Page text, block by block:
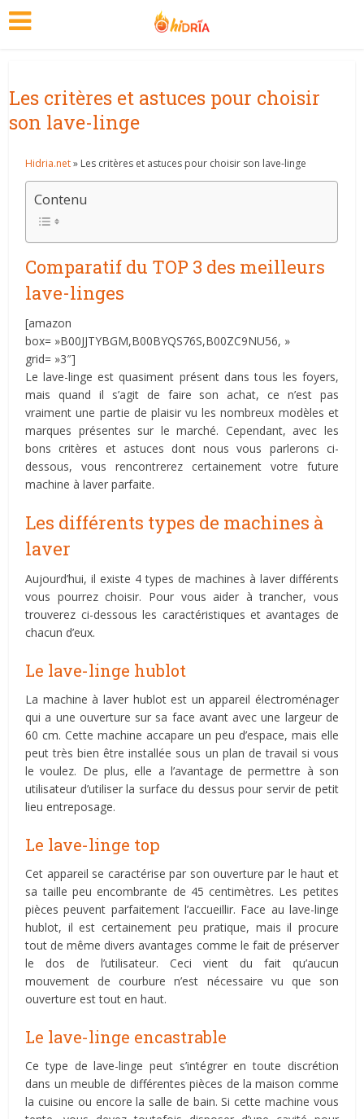
Les critères et astuces pour choisir
son lave-linge
Hidria.net» Les critères et astuces pour choisir son lave-linge
Contenu
Comparatif du TOP 3 des meilleurs
lave-linges
[amazon
box= »B00JJTYBGM,B00BYQS76S,B00ZC9NU56, »
grid= »3″]
Le lave-linge est quasiment présent dans tous les foyers,
mais quand il s’agit de faire son achat, ce n’est pas
vraiment une partie de plaisir vu les nombreux modèles et
marques présentes sur le marché. Cependant, avec les
bons critères et astuces dont nous vous parlerons ci-
dessous, vous rencontrerez certainement votre future
machine à laver parfaite.
Les différents types de machines à
laver
Aujourd’hui, il existe 4 types de machines à laver différents
vous pourrez choisir. Pour vous aider à trancher, vous
trouverez ci-dessous les caractéristiques et avantages de
chacun d’eux.
Le lave-linge hublot
La machine à laver hublot est un appareil électroménager
qui a une ouverture sur sa face avant avec une largeur de
60 cm. Cette machine accapare un peu d’espace, mais elle
peut très bien être installée sous un plan de travail si vous
le voulez. De plus, elle a l’avantage de permettre à son
utilisateur d’utiliser la surface du dessus pour servir de petit
lieu entreposage.
Le lave-linge top
Cet appareil se caractérise par son ouverture par le haut et
sa taille peu encombrante de 45 centimètres. Les petites
pièces peuvent parfaitement l’accueillir. Face au lave-linge
hublot, il est certainement peu pratique, mais il procure
tout de même divers avantages comme le fait de préserver
le dos de l’utilisateur. Ceci vient du fait qu’aucun
mouvement de courbure n’est nécessaire vu que son
ouverture est tout en haut.
Le lave-linge encastrable
Ce type de lave-linge peut s’intégrer en toute discrétion
dans un meuble de différentes pièces de la maison comme
la cuisine ou encore la salle de bain. Si cette machine vous